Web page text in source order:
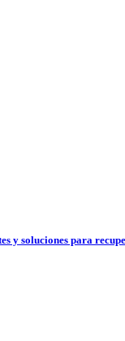
y soluciones para